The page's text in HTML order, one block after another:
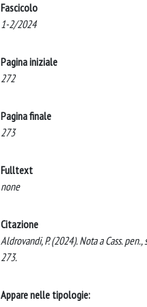
Fascicolo
1-2/2024
Pagina iniziale
272
Pagina finale
273
Fulltext
none
Citazione
Aldrovandi, P. (2024). Nota a Cass.
273.
Appare nelle tipologie: